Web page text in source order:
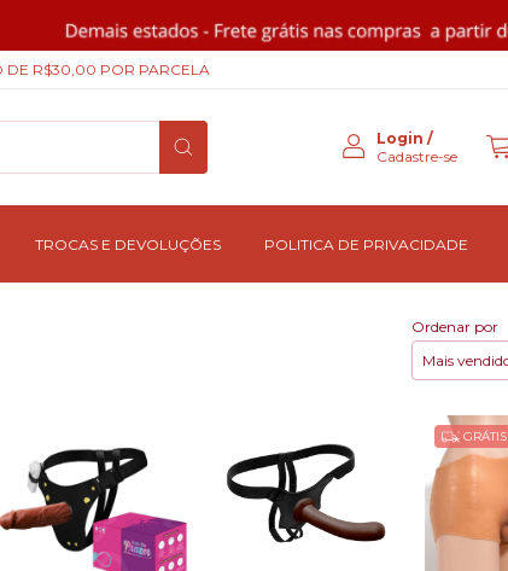
DE R$30,00 POR PARCELA
Login /
Cadastre-se
TROCAS E DEVOLUÇÕES POLITICA DE PRIVACIDADE
Ordenar por
GRÁTIS